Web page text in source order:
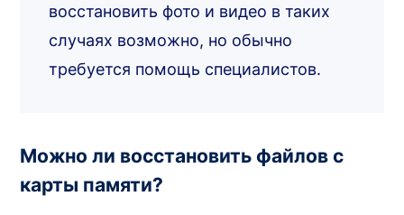
восстановить фото и видео в таких
случаях возможно, но обычно
требуется помощь специалистов.
Можно ли восстановить файлов с
карты памяти?